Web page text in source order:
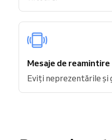
Mesaje de reamintire
Eviți neprezentările și